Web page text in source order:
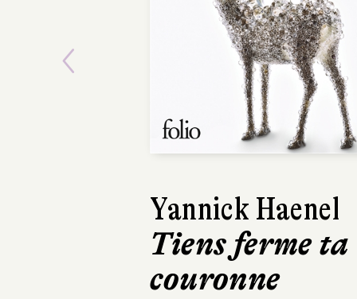
Yannick Haenel
Tiens ferme ta
couronne
Previous